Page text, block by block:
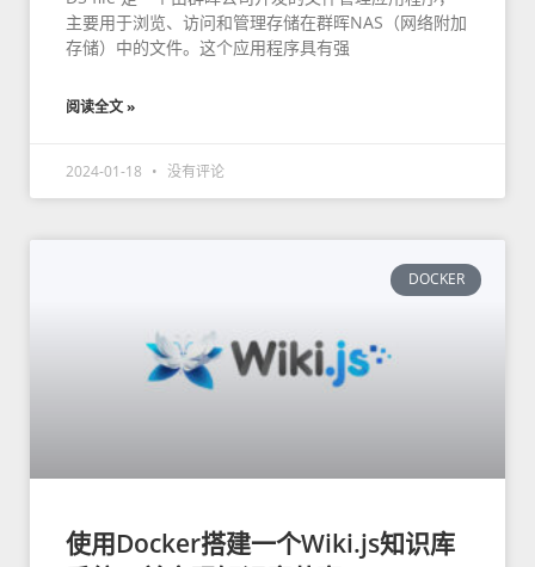
主要用于浏览、访问和管理存储在群晖NAS（网络附加
存储）中的文件。这个应用程序具有强
阅读全文 »
2024-01-18 没有评论
DOCKER
使用Docker搭建一个Wiki.js知识库